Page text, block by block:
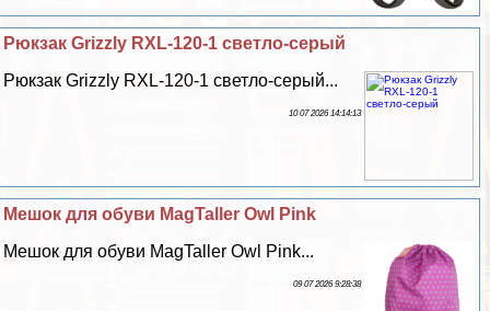
Рюкзак Grizzly RXL-120-1 светло-серый
Рюкзак Grizzly RXL-120-1 светло-серый...
10 07 2026 14:14:13
Мешок для обуви MagTaller Owl Pink
Мешок для обуви MagTaller Owl Pink...
09 07 2026 9:28:38